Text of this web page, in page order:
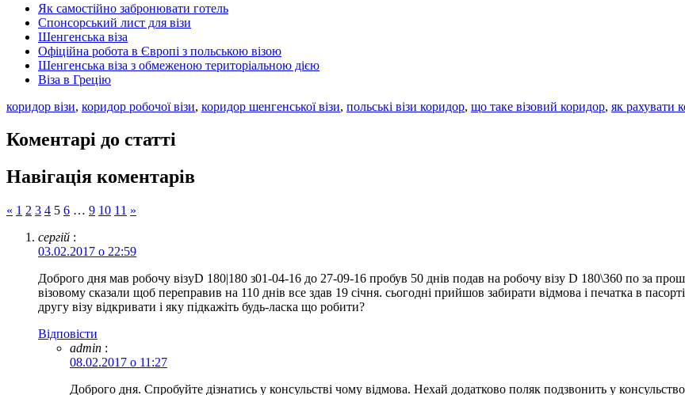
Як самостійно забронювати готель
Спонсорський лист для візи
Шенгенська віза
Офіційна робота в Європі з польською візою
Шенгенська віза з обмеженою територіальною дією
Віза в Грецію
коридор візи, коридор робочої візи, коридор шенгенської візи, польські візи коридор, що таке візовий коридор, як рахувати
Коментарі до статті
Навігація коментарів
« 1 2 3 4 5 6 … 9 10 11 »
сергій :
03.02.2017 о 22:59
Доброго дня мав робочу візуD 180|180 з01-04-16 до 27-09-16 пробув 50 днів подав на робочу візу D 180\360 по за
візовому сказали щоб переправив на 110 днів все здав 19 січня. сьогодні прийшов забирати відмова і печатка в
другу візу відкривати і яку підкажіть будь-ласка що робити?
Відповіcти
admin :
08.02.2017 о 11:27
Доброго дня. Спробуйте дізнатись у консульстві чому відмова. Нехай додатково поляк подзвонить у